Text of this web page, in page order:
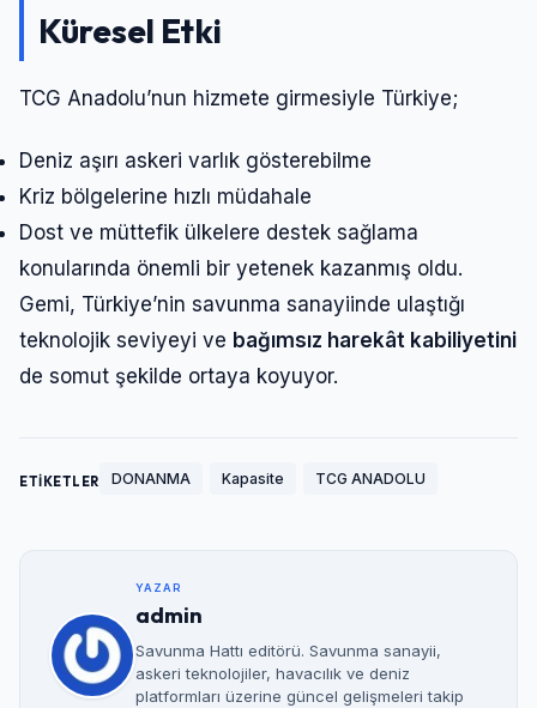
Küresel Etki
TCG Anadolu’nun hizmete girmesiyle Türkiye;
Deniz aşırı askeri varlık gösterebilme
Kriz bölgelerine hızlı müdahale
Dost ve müttefik ülkelere destek sağlama
konularında önemli bir yetenek kazanmış oldu.
Gemi, Türkiye’nin savunma sanayiinde ulaştığı
teknolojik seviyeyi ve bağımsız harekât kabiliyetini
de somut şekilde ortaya koyuyor.
ETİKETLER DONANMA Kapasite TCG ANADOLU
YAZAR
admin
Savunma Hattı editörü. Savunma sanayii,
askeri teknolojiler, havacılık ve deniz
platformları üzerine güncel gelişmeleri takip